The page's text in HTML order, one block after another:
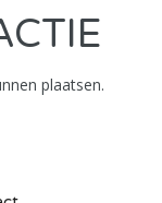
plaatsen.